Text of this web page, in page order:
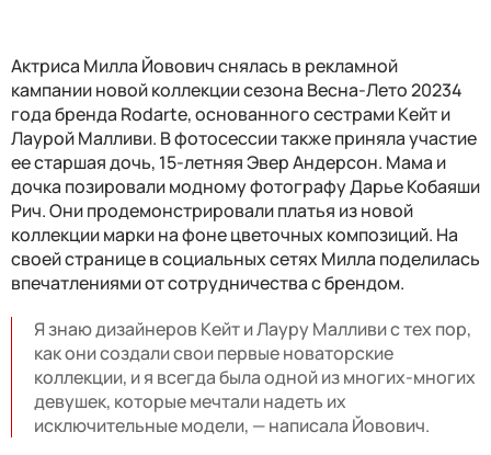
Актриса Милла Йовович снялась в рекламной
кампании новой коллекции сезона Весна-Лето 20234
года бренда Rodarte, основанного сестрами Кейт и
Лаурой Малливи. В фотосессии также приняла участие
ее старшая дочь, 15-летняя Эвер Андерсон. Мама и
дочка позировали модному фотографу Дарье Кобаяши
Рич. Они продемонстрировали платья из новой
коллекции марки на фоне цветочных композиций. На
своей странице в социальных сетях Милла поделилась
впечатлениями от сотрудничества с брендом.
Я знаю дизайнеров Кейт и Лауру Малливи с тех пор,
как они создали свои первые новаторские
коллекции, и я всегда была одной из многих-многих
девушек, которые мечтали надеть их
исключительные модели, — написала Йовович.